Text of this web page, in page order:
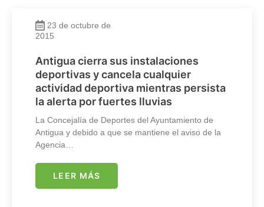
23 de octubre de
2015
Antigua cierra sus instalaciones
deportivas y cancela cualquier
actividad deportiva mientras persista
la alerta por fuertes lluvias
La Concejalía de Deportes del Ayuntamiento de
Antigua y debido a que se mantiene el aviso de la
Agencia…
LEER MÁS